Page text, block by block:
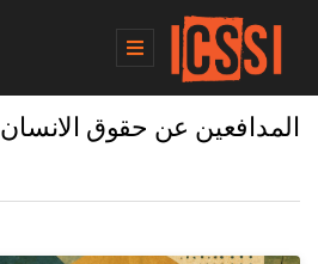
المدافعين عن حقوق الانسان